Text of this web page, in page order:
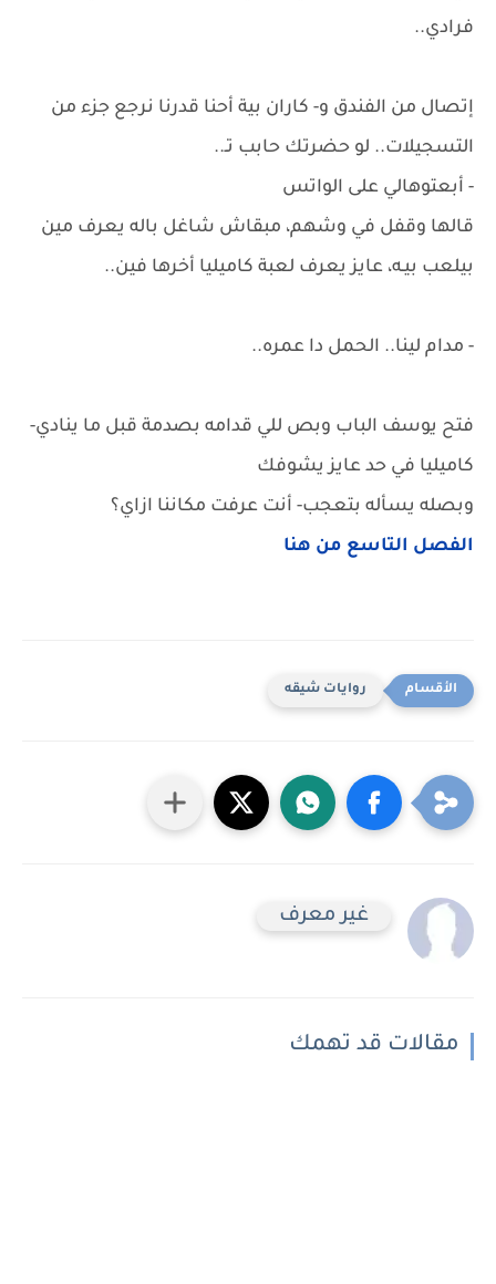
فرادي..
إتصال من الفندق و- كاران بية أحنا قدرنا نرجع جزء من
التسجيلات.. لو حضرتك حابب تـ..
- أبعتوهالي على الواتس
قالها وقفل في وشهم، مبقاش شاغل باله يعرف مين
بيلعب بيـه، عايز يعرف لعبة كاميليا أخرها فين..
- مدام لينا.. الحمل دا عمره..
فتح يوسف الباب وبص للي قدامه بصدمة قبل ما ينادي-
كاميليا في حد عايز يشوفك
وبصله يسأله بتعجب- أنت عرفت مكاننا ازاي؟
الفصل التاسع من هنا
روايات شيقه
غير معرف
مقالات قد تهمك